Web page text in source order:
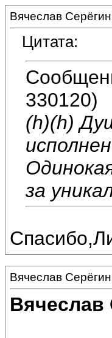
Вячеслав Серёгин
Цитата:
330120)
(h)(h)
за
Вячеслав Серёгин
Вячеслав